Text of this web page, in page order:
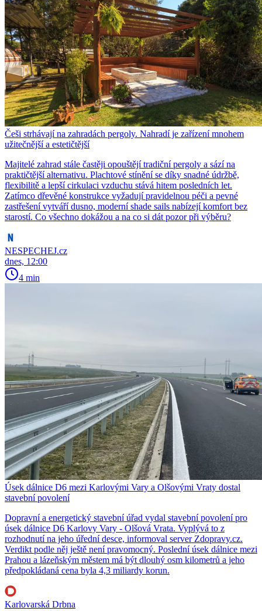
Češi strhávají na zahradách pergoly. Nahradí je zařízení mnohem
užitečnější a estetičtější
Majitelé zahrad stále častěji opouštějí tradiční pergoly a sází na
praktičtější alternativu. Plachtové stínění se díky snadné údržbě,
flexibilitě a lepší cirkulaci vzduchu stává hitem posledních let.
Zatímco dřevěné konstrukce vyžadují pravidelnou péči a pevné
zastřešení vytváří dusno, moderní shade sails nabízejí komfort bez
starostí. Co všechno dokážou a na co si dát pozor při výběru?
NESPECHEJ.cz
dnes, 12:00
4 min
Úsek dálnice D6 mezi Karlovými Vary a Olšovými Vraty dostal
stavební povolení
Dopravní a energetický stavební úřad vydal stavební povolení pro
úsek dálnice D6 Karlovy Vary - Olšová Vrata. Vyplývá to z
rozhodnutí na jeho úřední desce, informoval server Zdopravy.cz.
Verdikt podle něj ještě není pravomocný. Poslední úsek dálnice mezi
Prahou a lázeňským městem má být dlouhý osm kilometrů a jeho
předpokládaná cena byla 4,3 miliardy korun.
Karlovarská Drbna